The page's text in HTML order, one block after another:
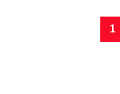
1